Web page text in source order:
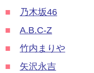
■
乃木坂46
■
A.B.C-Z
■
竹内まりや
■
矢沢永吉